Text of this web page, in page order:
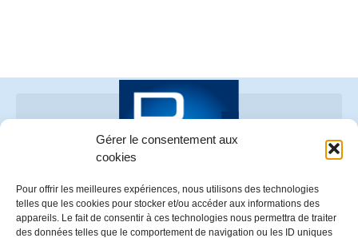
Gérer le consentement aux
cookies
Pour offrir les meilleures expériences, nous utilisons des technologies
telles que les cookies pour stocker et/ou accéder aux informations des
appareils. Le fait de consentir à ces technologies nous permettra de traiter
des données telles que le comportement de navigation ou les ID uniques
02 96 73 70 26